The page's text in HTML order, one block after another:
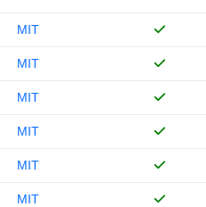
MIT
MIT
MIT
MIT
MIT
MIT